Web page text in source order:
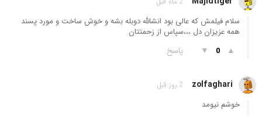
سلام فیلمش که عالی بود انشالله دوبله بشه و خوش ساخت و مورد پسند
همه عزیزان دل ،،،سپاس از زحمتتان
▲
0
▼ پاسخ
zolfaghari 2 روز قبل
خوشم نیومد